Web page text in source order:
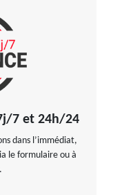
7j/7 et 24h/24
dans l’immédiat,
le formulaire ou à